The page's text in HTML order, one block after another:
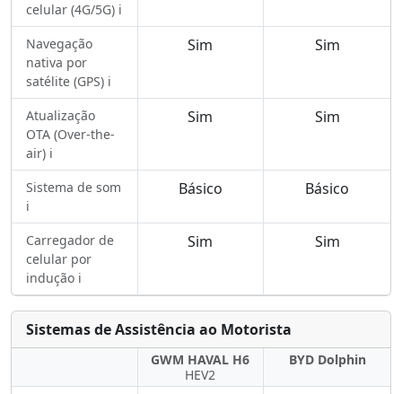
celular (4G/5G) ℹ️
Navegação
nativa por
satélite (GPS) ℹ️
Sim Sim
Atualização
OTA (Over-the-
air) ℹ️
Sim Sim
Sistema de som
ℹ️
Básico Básico
Carregador de
celular por
indução ℹ️
Sim Sim
Sistemas de Assistência ao Motorista
GWM HAVAL H6
HEV2
BYD Dolphin